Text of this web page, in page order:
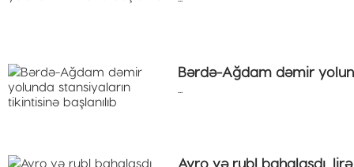
Bərdə-Ağdam dəmir
Avro və rubl bahalaşdı,